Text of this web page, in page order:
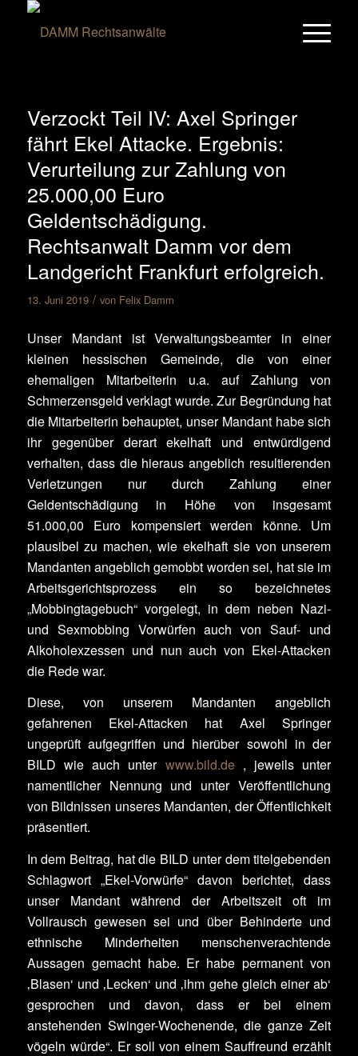
Verzockt Teil IV: Axel Springer
fährt Ekel Attacke. Ergebnis:
Verurteilung zur Zahlung von
25.000,00 Euro
Geldentschädigung.
Rechtsanwalt Damm vor dem
Landgericht Frankfurt erfolgreich.
13. Juni 2019 / von Felix Damm
Unser Mandant ist Verwaltungsbeamter in einer
kleinen hessischen Gemeinde, die von einer
ehemaligen Mitarbeiterin u.a. auf Zahlung von
Schmerzensgeld verklagt wurde. Zur Begründung hat
die Mitarbeiterin behauptet, unser Mandant habe sich
ihr gegenüber derart ekelhaft und entwürdigend
verhalten, dass die hieraus angeblich resultierenden
Verletzungen nur durch Zahlung einer
Geldentschädigung in Höhe von insgesamt
51.000,00 Euro kompensiert werden könne. Um
plausibel zu machen, wie ekelhaft sie von unserem
Mandanten angeblich gemobbt worden sei, hat sie im
Arbeitsgerichtsprozess ein so bezeichnetes
„Mobbingtagebuch“ vorgelegt, in dem neben Nazi-
und Sexmobbing Vorwürfen auch von Sauf- und
Alkoholexzessen und nun auch von Ekel-Attacken
die Rede war.
Diese, von unserem Mandanten angeblich
gefahrenen Ekel-Attacken hat Axel Springer
ungeprüft aufgegriffen und hierüber sowohl in der
BILD wie auch unter www.bild.de, jeweils unter
namentlicher Nennung und unter Veröffentlichung
von Bildnissen unseres Mandanten, der Öffentlichkeit
präsentiert.
In dem Beitrag, hat die BILD unter dem titelgebenden
Schlagwort „Ekel-Vorwürfe“ davon berichtet, dass
unser Mandant während der Arbeitszeit oft im
Vollrausch gewesen sei und über Behinderte und
ethnische Minderheiten menschenverachtende
Aussagen gemacht habe. Er habe permanent von
‚Blasen‘ und ‚Lecken‘ und ‚ihm gehe gleich einer ab‘
gesprochen und davon, dass er bei einem
anstehenden Swinger-Wochenende, die ganze Zeit
vögeln würde“. Er soll von einem Sauffreund erzählt